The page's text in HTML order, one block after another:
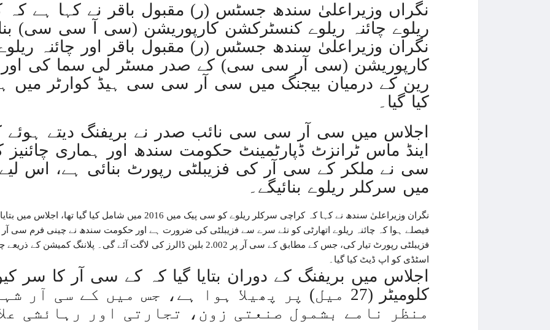
ذاتی مفاد کو ترجیح
غزہ جنگ؛ پاکستان میں بائیکاٹ
روس کا
غزہ: ‘آج بھی صبح ہمیں ناشتہ نہیں
غزہ
آئی ایم ایف کی
امریکا کا 2030 تک چاند پر ایک بار پھر انسانی مشن بھیجنے کا منصوبہ
اسرائیل کی حماس کو 35 قیدیوں کی رہائی کے بدلے 7 روزہ جنگ بندی کی پیشکش
عرب امارات میں
غزہ؛ شہدا کی تعداد 20 ہزار ہوگئی، اقوام متحدہ کی قرارداد پر ووٹنگ پھرموخر
اسماعیل ہنیہ غزہ
نگراں وزیراعلیٰ سندھ جسٹس (ر) مقبول باقر نے کہا ہے کہ
ریلوے چائنہ ریلوے کنسٹرکشن کارپوریشن (سی آ سی سی)
نگران وزیراعلیٰ سندھ جسٹس (ر) مقبول باقر اور چائنہ
کارپوریشن (سی آر سی سی) کے صدر مسٹر لی سما کی اور
رین کے درمیان بیجنگ میں سی آر سی سی ہیڈ کوارٹر میں
کیا گیا۔
اجلاس میں سی آر سی سی نائب صدر نے بریفنگ دیتے ہوئے
اینڈ ماس ٹرانزٹ ڈپارٹمینٹ حکومت سندھ اور ہماری
سی نے ملکر کے سی آر کی فزیبلٹی رپورٹ بنائی ہے، اس لیے
میں سرکلر ریلوے بنائیگے۔
فیصلے ہوا کہ چائنہ ریلوے اتھارٹی کو نئے سرے سے فزیبلٹی کی ضرورت ہے اور حکومت سندھ نے چینی فرم سی
فزیبلٹی رپورٹ تیار کی، جس کے مطابق کے سی آر پر 2.002 بلین ڈالرز کی لاگت آئے گی۔
اسٹڈی کو اپ ڈیٹ کیا گیا۔
کلومیٹر (27 میل) پر پھیلا ہوا ہے، جس میں کے سی
منظر نامے بشمول صنعتی زون، تجارتی اور رہائشی